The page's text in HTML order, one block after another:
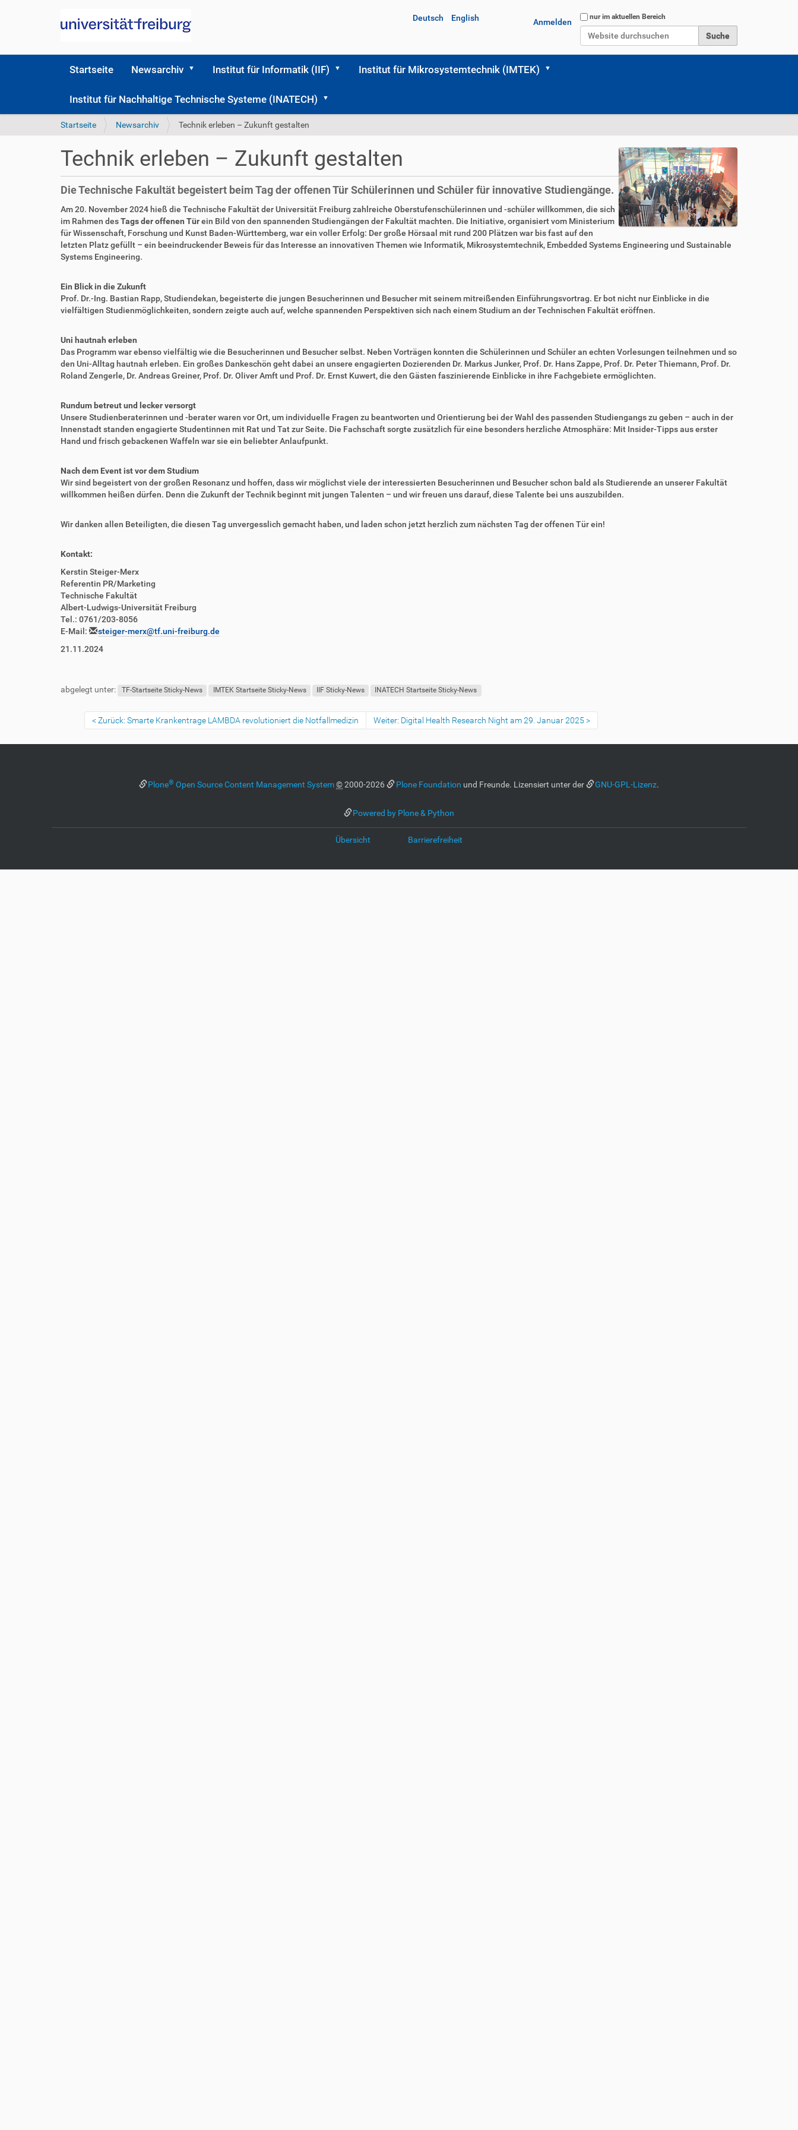
Website durchsuchen
nur im aktuellen Bereich
Anmelden
Deutsch English
Startseite Newsarchiv Institut für Informatik (IIF) Institut für Mikrosystemtechnik (IMTEK)
Institut für Nachhaltige Technische Systeme (INATECH)
S
d
h
i
e
r
Startseite Newsarchiv Technik erleben – Zukunft gestalten
Technik erleben – Zukunft gestalten
Die Technische Fakultät begeistert beim Tag der offenen Tür Schülerinnen und Schüler für innovative Studiengänge.
Am 20. November 2024 hieß die Technische Fakultät der Universität Freiburg zahlreiche Oberstufenschülerinnen und -schüler willkommen, die sich
im Rahmen desTags der offenen Türein Bild von den spannenden Studiengängen der Fakultät machten. Die Initiative, organisiert vom Ministerium
für Wissenschaft, Forschung und Kunst Baden-Württemberg, war ein voller Erfolg: Der große Hörsaal mit rund 200 Plätzen war bis fast auf den
letzten Platz gefüllt – ein beeindruckender Beweis für das Interesse an innovativen Themen wie Informatik, Mikrosystemtechnik, Embedded Systems Engineering und Sustainable
Systems Engineering.
Ein Blick in die Zukunft
Prof. Dr.-Ing. Bastian Rapp, Studiendekan, begeisterte die jungen Besucherinnen und Besucher mit seinem mitreißenden Einführungsvortrag. Er bot nicht nur Einblicke in die
vielfältigen Studienmöglichkeiten, sondern zeigte auch auf, welche spannenden Perspektiven sich nach einem Studium an der Technischen Fakultät eröffnen.
Uni hautnah erleben
Das Programm war ebenso vielfältig wie die Besucherinnen und Besucher selbst. Neben Vorträgen konnten die Schülerinnen und Schüler an echten Vorlesungen teilnehmen und so
den Uni-Alltag hautnah erleben. Ein großes Dankeschön geht dabei an unsere engagierten Dozierenden Dr. Markus Junker, Prof. Dr. Hans Zappe, Prof. Dr. Peter Thiemann, Prof. Dr.
Roland Zengerle, Dr. Andreas Greiner, Prof. Dr. Oliver Amft und Prof. Dr. Ernst Kuwert, die den Gästen faszinierende Einblicke in ihre Fachgebiete ermöglichten.
Rundum betreut und lecker versorgt
Unsere Studienberaterinnen und -berater waren vor Ort, um individuelle Fragen zu beantworten und Orientierung bei der Wahl des passenden Studiengangs zu geben – auch in der
Innenstadt standen engagierte Studentinnen mit Rat und Tat zur Seite. Die Fachschaft sorgte zusätzlich für eine besonders herzliche Atmosphäre: Mit Insider-Tipps aus erster
Hand und frisch gebackenen Waffeln war sie ein beliebter Anlaufpunkt.
Nach dem Event ist vor dem Studium
Wir sind begeistert von der großen Resonanz und hoffen, dass wir möglichst viele der interessierten Besucherinnen und Besucher schon bald als Studierende an unserer Fakultät
willkommen heißen dürfen. Denn die Zukunft der Technik beginnt mit jungen Talenten – und wir freuen uns darauf, diese Talente bei uns auszubilden.
Wir danken allen Beteiligten, die diesen Tag unvergesslich gemacht haben, und laden schon jetzt herzlich zum nächsten Tag der offenen Tür ein!
Kontakt:
Kerstin Steiger-Merx
Referentin PR/Marketing
Technische Fakultät
Albert-Ludwigs-Universität Freiburg
Tel.: 0761/203-8056
E-Mail:
steiger-merx@tf.uni-freiburg.de
21.11.2024
abgelegt unter: TF-Startseite Sticky-News IMTEK Startseite Sticky-News IIF Sticky-News INATECH Startseite Sticky-News
Zurück: Smarte Krankentrage LAMBDA revolutioniert die Notfallmedizin Weiter: Digital Health Research Night am 29. Januar 2025
Plone® Open Source Content Management System ©2000-2026 Plone Foundation und Freunde. Lizensiert unter der GNU-GPL-Lizenz.
Powered by Plone & Python
Übersicht Barrierefreiheit